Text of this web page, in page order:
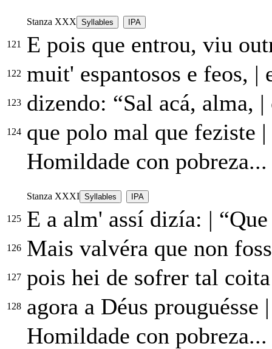
Stanza XXX Syllables IPA
121 E pois que entrou, viu
122 muit' espantosos e feos, |
123 dizendo: “Sal acá, alma, |
124 que polo mal que feziste |
Homildade con pobreza...
Stanza XXXI Syllables IPA
125 E a alm' assí dizía: |
126 Mais valvéra que non
127 pois hei de sofrer tal
128 agora a Déus prouguésse |
Homildade con pobreza...